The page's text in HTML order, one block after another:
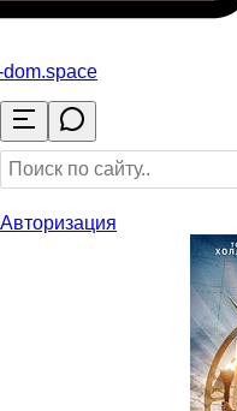
.space
Авторизация